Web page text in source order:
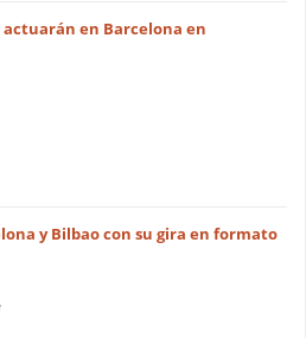
actuarán en Barcelona en
y Bilbao con su gira en formato